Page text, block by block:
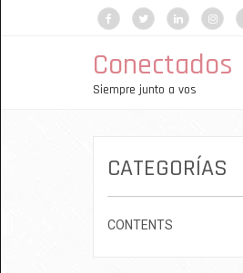
Conectados
Siempre junto a vos
CATEGORÍAS
CONTENTS